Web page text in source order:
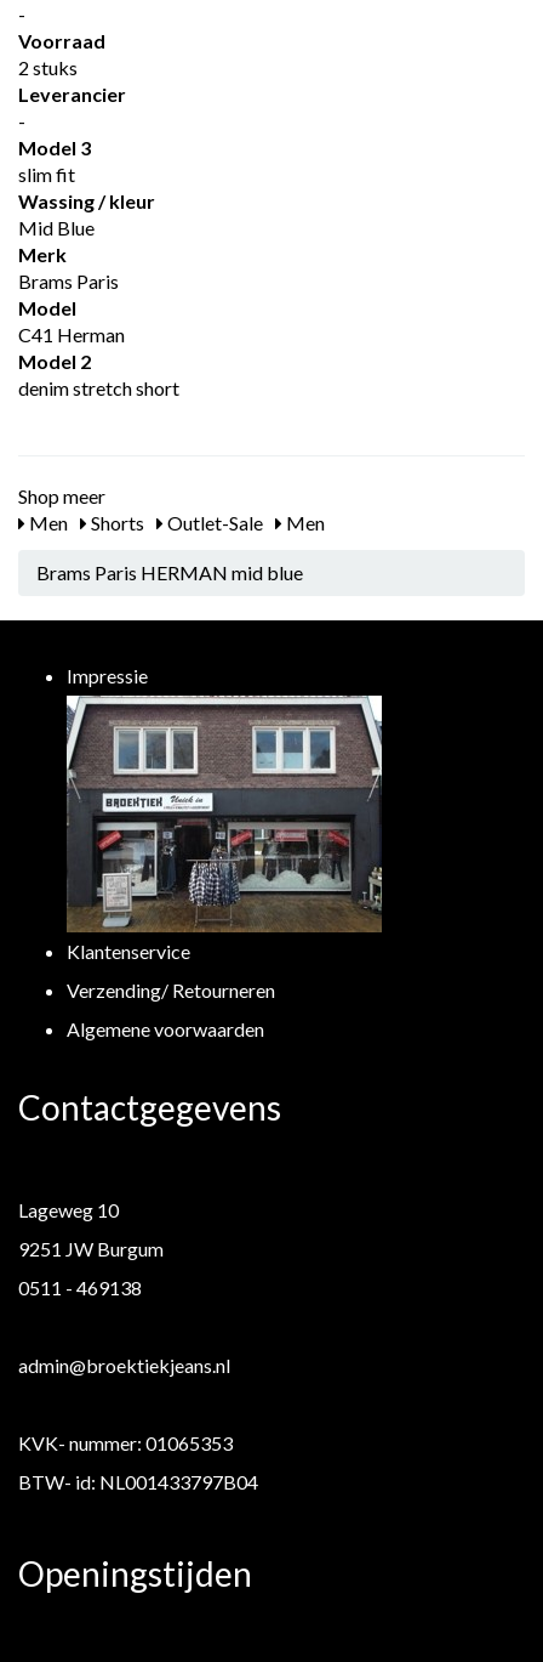
-
Voorraad
2 stuks
Leverancier
-
Model 3
slim fit
Wassing / kleur
Mid Blue
Merk
Brams Paris
Model
C41 Herman
Model 2
denim stretch short
Shop meer
Men
Shorts Outlet-Sale Men
Brams Paris HERMAN mid blue
Impressie
Klantenservice
Verzending/ Retourneren
Algemene voorwaarden
Contactgegevens
Lageweg 10
9251 JW Burgum
0511 - 469138
admin@broektiekjeans.nl
KVK- nummer: 01065353
BTW- id: NL001433797B04
Openingstijden